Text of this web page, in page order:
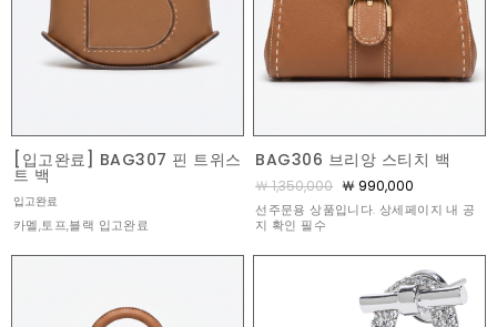
[입고완료] BAG307 핀 트위스
트 백
입고완료
카멜,토프,블랙 입고완료
BAG306 브리앙 스티치 백
￦ 1,350,000 ￦ 990,000
선주문용 상품입니다. 상세페이지 내 공
지 확인 필수